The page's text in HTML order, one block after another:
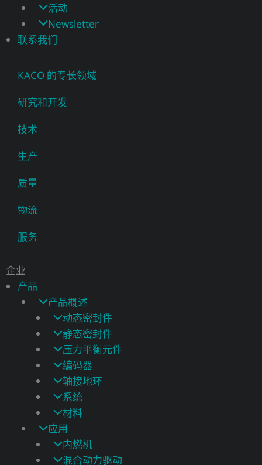
活动
Newsletter
联系我们
KACO 的专长领域
研究和开发
技术
生产
质量
物流
服务
企业
产品
产品概述
动态密封件
静态密封件
压力平衡元件
编码器
轴接地环
系统
材料
应用
内燃机
混合动力驱动